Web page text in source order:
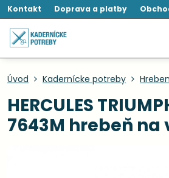
Kontakt Doprava a platby
Úvod Kadernícke potreby
HERCULES
7643M hrebeň na